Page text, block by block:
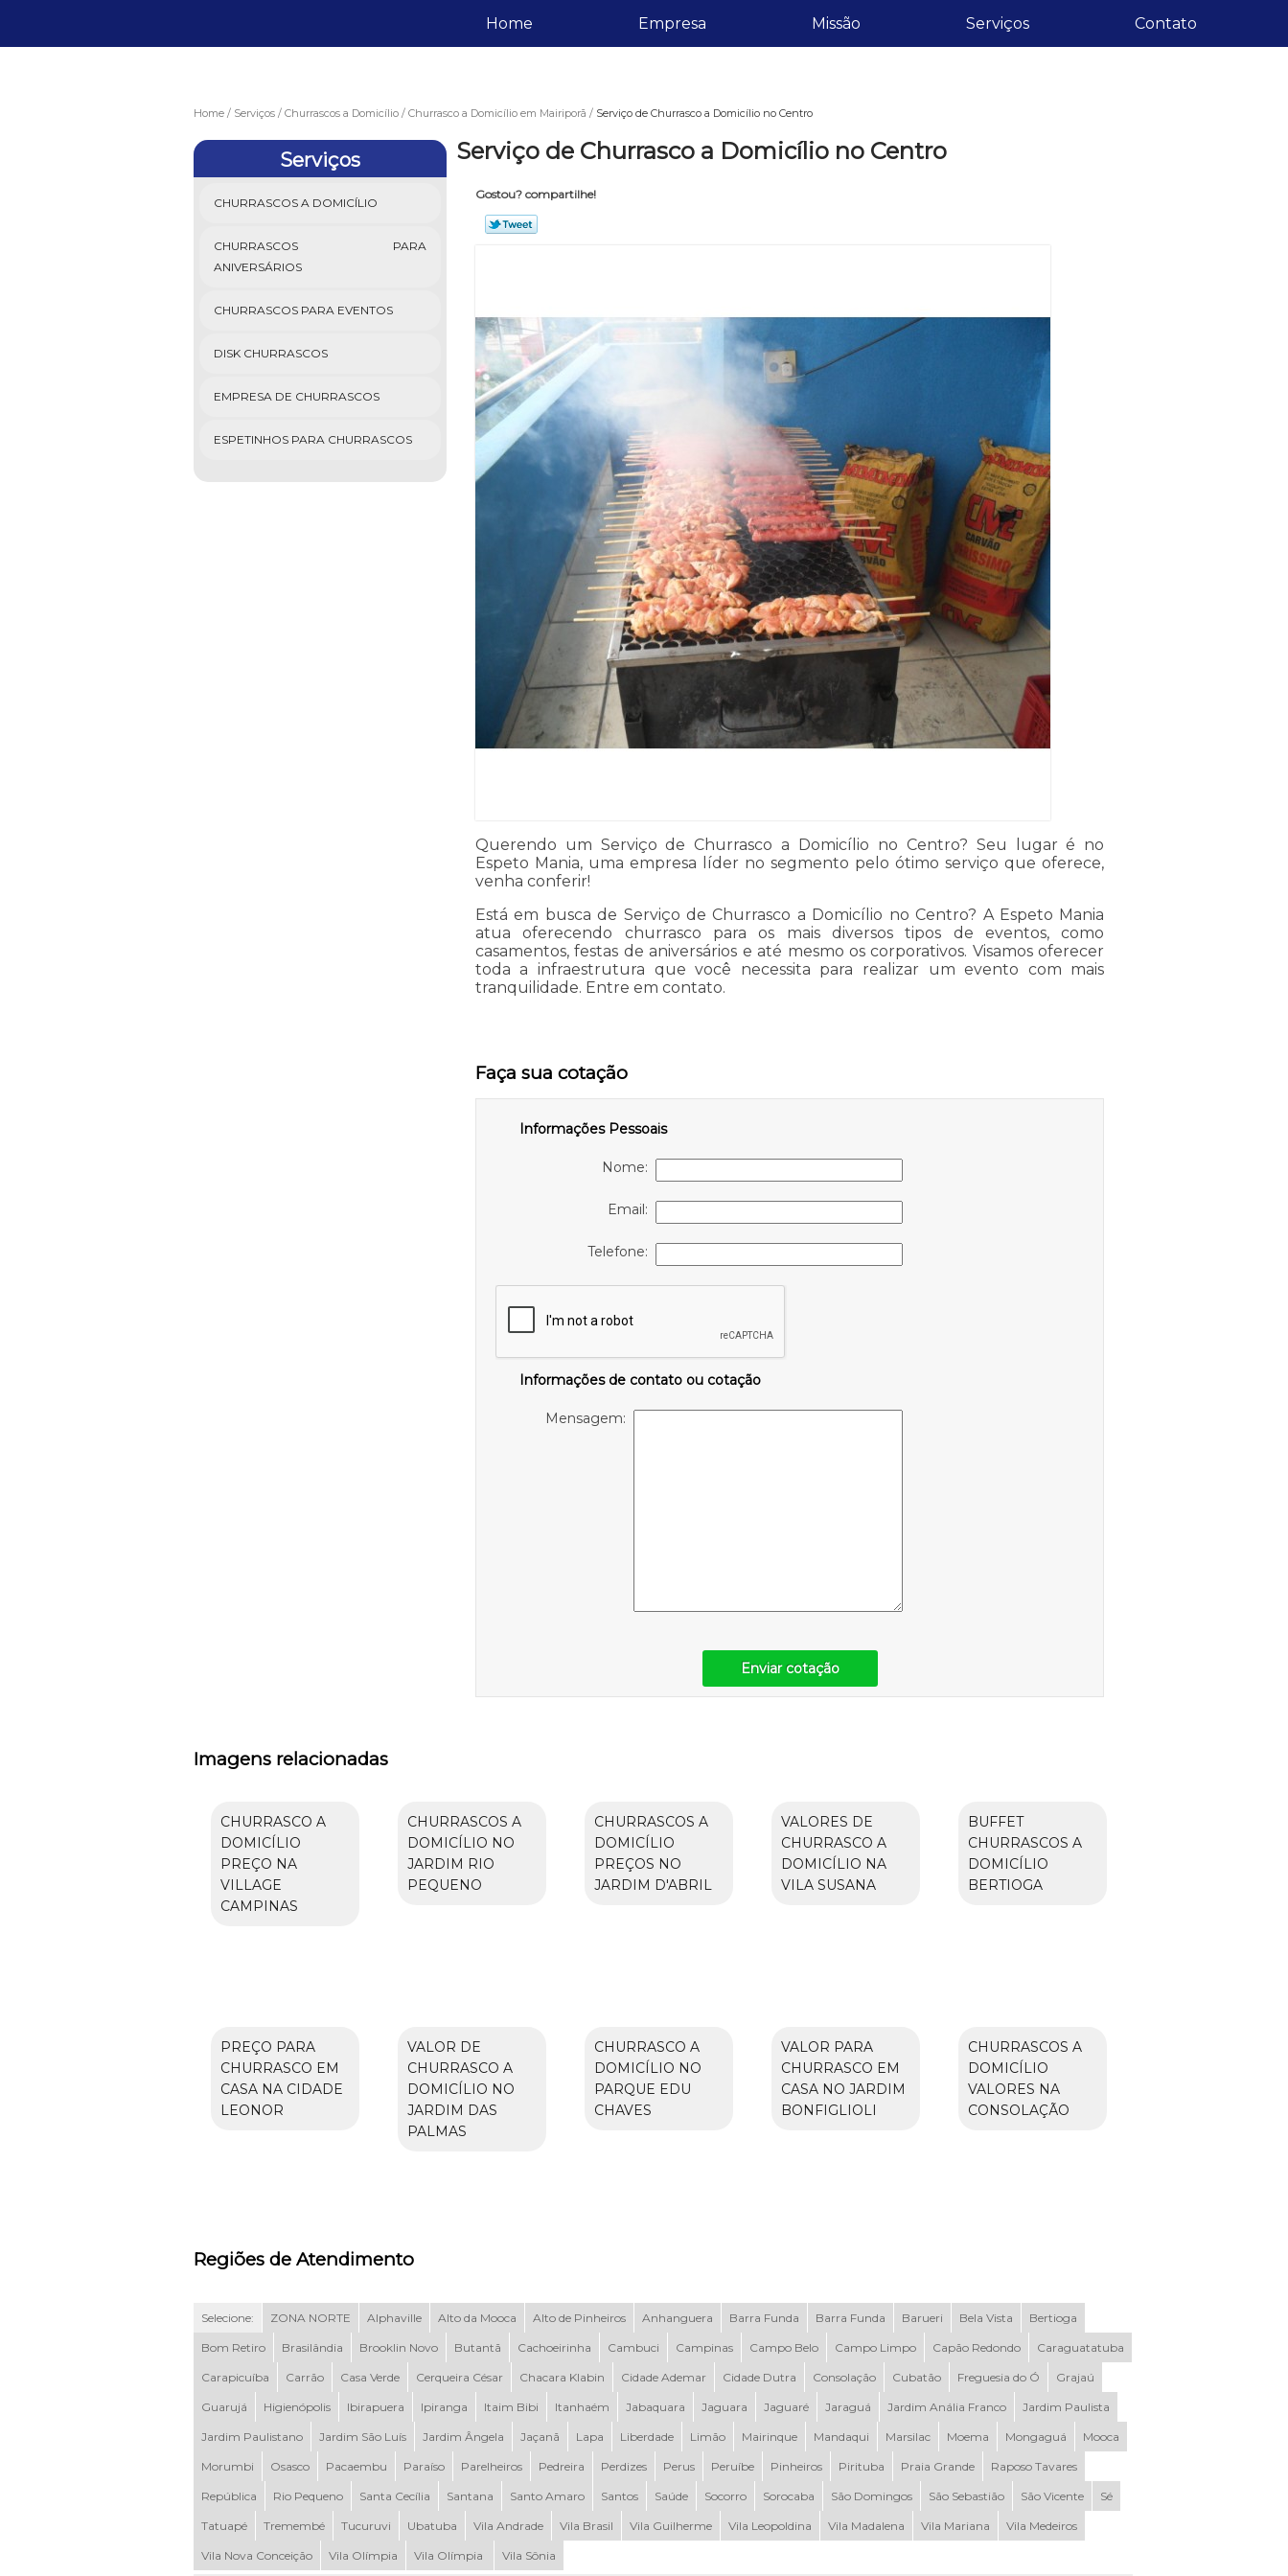
Home Empresa Missão Serviços Contato
Home Serviços Churrascos a Domicílio Churrasco a Domicílio em Mairiporã Serviço de Churrasco a Domicílio no Centro
Serviços
CHURRASCOS A DOMICÍLIO
CHURRASCOS PARA
ANIVERSÁRIOS
CHURRASCOS PARA EVENTOS
DISK CHURRASCOS
EMPRESA DE CHURRASCOS
ESPETINHOS PARA CHURRASCOS
Serviço de Churrasco a Domicílio no Centro
Gostou? compartilhe!
Querendo um Serviço de Churrasco a Domicílio no Centro? Seu lugar é no
Espeto Mania, uma empresa líder no segmento pelo ótimo serviço que oferece,
venha conferir!
Está em busca de Serviço de Churrasco a Domicílio no Centro? A Espeto Mania
atua oferecendo churrasco para os mais diversos tipos de eventos, como
casamentos, festas de aniversários e até mesmo os corporativos. Visamos oferecer
toda a infraestrutura que você necessita para realizar um evento com mais
tranquilidade. Entre em contato.
Faça sua cotação
Informações Pessoais
Nome:
Email:
Telefone:
Informações de contato ou cotação
Mensagem:
Enviar cotação
Imagens relacionadas
CHURRASCO A
DOMICÍLIO
PREÇO NA
VILLAGE
CAMPINAS
CHURRASCOS A
DOMICÍLIO NO
JARDIM RIO
PEQUENO
CHURRASCOS A
DOMICÍLIO
PREÇOS NO
JARDIM D'ABRIL
VALORES DE
CHURRASCO A
DOMICÍLIO NA
VILA SUSANA
BUFFET
CHURRASCOS A
DOMICÍLIO
BERTIOGA
PREÇO PARA
CHURRASCO EM
CASA NA CIDADE
LEONOR
VALOR DE
CHURRASCO A
DOMICÍLIO NO
JARDIM DAS
PALMAS
CHURRASCO A
DOMICÍLIO NO
PARQUE EDU
CHAVES
VALOR PARA
CHURRASCO EM
CASA NO JARDIM
BONFIGLIOLI
CHURRASCOS A
DOMICÍLIO
VALORES NA
CONSOLAÇÃO
Regiões de Atendimento
Selecione: ZONA NORTE Alphaville Alto da Mooca Alto de Pinheiros Anhanguera Barra Funda Barra Funda Barueri Bela Vista Bertioga
Bom Retiro Brasilândia Brooklin Novo Butantã Cachoeirinha Cambuci Campinas Campo Belo Campo Limpo Capão Redondo Caraguatatuba
Carapicuíba Carrão Casa Verde Cerqueira César Chacara Klabin Cidade Ademar Cidade Dutra Consolação Cubatão Freguesia do Ó Grajaú
Guarujá Higienópolis Ibirapuera Ipiranga Itaim Bibi Itanhaém Jabaquara Jaguara Jaguaré Jaraguá Jardim Anália Franco Jardim Paulista
Jardim Paulistano Jardim São Luís Jardim Ângela Jaçanã Lapa Liberdade Limão Mairinque Mandaqui Marsilac Moema Mongaguá Mooca
Morumbi Osasco Pacaembu Paraíso Parelheiros Pedreira Perdizes Perus Peruíbe Pinheiros Pirituba Praia Grande Raposo Tavares
República Rio Pequeno Santa Cecília Santana Santo Amaro Santos Saúde Socorro Sorocaba São Domingos São Sebastião São Vicente Sé
Tatuapé Tremembé Tucuruvi Ubatuba Vila Andrade Vila Brasil Vila Guilherme Vila Leopoldina Vila Madalena Vila Mariana Vila Medeiros
Vila Nova Conceição Vila Olímpia Vila Olímpia Vila Sônia